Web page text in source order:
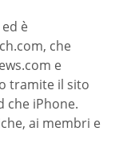
è
che
e
tramite il sito
che iPhone.
ai membri e